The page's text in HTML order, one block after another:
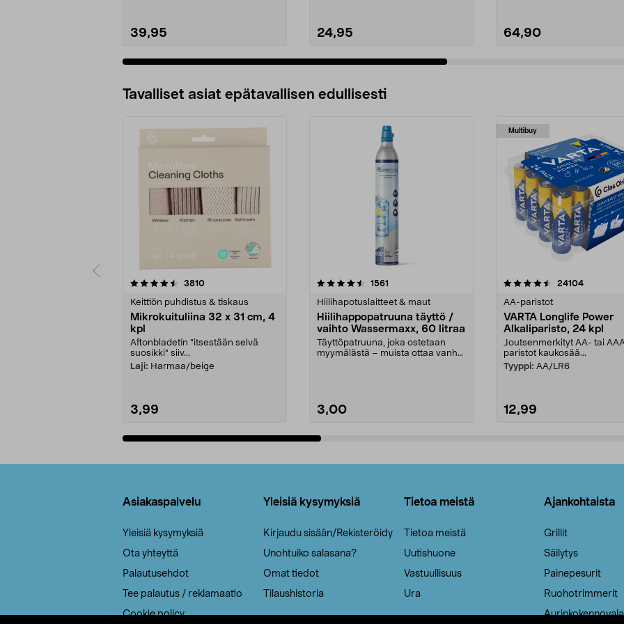
39,95 24,95 64,90
Tavalliset asiat epätavallisen edullisesti
3810arvostelut
Keittiön puhdistus & tiskaus
Mikrokuituliina 32 x 31 cm, 4
kpl
Aftonbladetin "itsestään selvä
suosikki" siiv...
Laji: Harmaa/beige
3,99
4.5viidestä
1561
Hiilihapotuslaitteet & maut
Hiilihappopatruuna täyttö /
vaihto Wassermaxx, 60 litraa
Täyttöpatruuna, joka ostetaan
myymälästä – muista ottaa vanha
3,00
Multibuy
4.5viidestä
24104arvostelut
AA-paristot
VARTA Longlife Power
Alkaliparisto, 24 kpl
Joutsenmerkityt AA- tai
paristot kaukosää...
Tyyppi: AA/LR6
12,99
4.5viidestä
Asiakaspalvelu
Yleisiä kysymyksiä
Ota yhteyttä
Palautusehdot
Tee palautus / reklamaatio
Cookie policy
Yleisiä kysymyksiä
Kirjaudu sisään/Rekisteröidy
Unohtuiko salasana?
Omat tiedot
Tilaushistoria
Tietoa meistä
Tietoa meistä
Uutishuone
Vastuullisuus
Ura
Ajankohtaista
Grillit
Säilytys
Painepesurit
Ruohotrimmerit